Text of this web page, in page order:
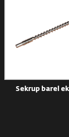
Sekrup barel